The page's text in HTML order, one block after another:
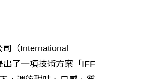
（International
了一項技術方案「IFF